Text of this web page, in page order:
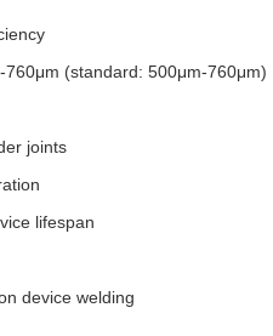
(standard: 500μm-760μm)
joints
lifespan
device welding